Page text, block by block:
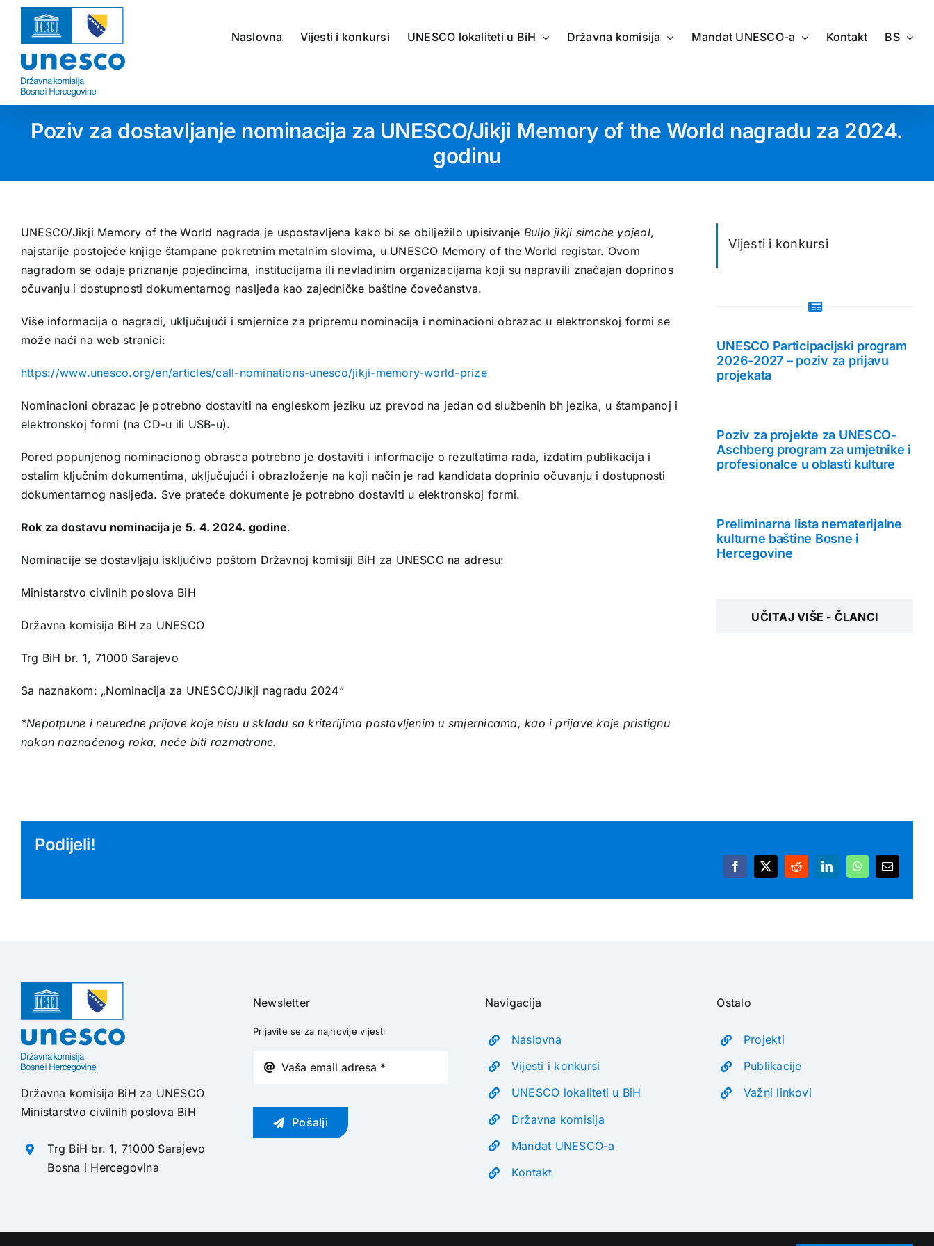
Skip
content
Naslovna Vijesti i konkursi UNESCO lokaliteti u BiH Državna komisija Mandat UNESCO-a Kontakt BS
Poziv za dostavljanje nominacija za UNESCO/Jikji Memory of the World nagradu za 2024.
godinu
UNESCO/Jikji Memory of the World nagrada je uspostavljena kako bi se obilježilo upisivanje Buljo jikji simche yojeol,
najstarije postojeće knjige štampane pokretnim metalnim slovima, u UNESCO Memory of the World registar. Ovom
nagradom se odaje priznanje pojedincima, institucijama ili nevladinim organizacijama koji su napravili značajan doprinos
očuvanju i dostupnosti dokumentarnog nasljeđa kao zajedničke baštine čovečanstva.
Više informacija o nagradi, uključujući i smjernice za pripremu nominacija i nominacioni obrazac u elektronskoj formi se
može naći na web stranici:
https://www.unesco.org/en/articles/call-nominations-unesco/jikji-memory-world-prize
Nominacioni obrazac je potrebno dostaviti na engleskom jeziku uz prevod na jedan od službenih bh jezika, u štampanoj i
elektronskoj formi (na CD-u ili USB-u).
Pored popunjenog nominacionog obrasca potrebno je dostaviti i informacije o rezultatima rada, izdatim publikacija i
ostalim ključnim dokumentima, uključujući i obrazloženje na koji način je rad kandidata doprinio očuvanju i dostupnosti
dokumentarnog nasljeđa. Sve prateće dokumente je potrebno dostaviti u elektronskoj formi.
Rok za dostavu nominacija je 5. 4. 2024. godine.
Nominacije se dostavljaju isključivo poštom Državnoj komisiji BiH za UNESCO na adresu:
Ministarstvo civilnih poslova BiH
Državna komisija BiH za UNESCO
Trg BiH br. 1, 71000 Sarajevo
Sa naznakom: „Nominacija za UNESCO/Jikji nagradu 2024“
*Nepotpune i neuredne prijave koje nisu u skladu sa kriterijima postavljenim u smjernicama, kao i prijave koje pristignu
nakon naznačenog roka, neće biti razmatrane.
Vijesti i konkursi
UNESCO Participacijski program
2026-2027 – poziv za prijavu
projekata
Poziv za projekte za UNESCO-
Aschberg program za umjetnike i
profesionalce u oblasti kulture
Preliminarna lista nematerijalne
kulturne baštine Bosne i
Hercegovine
UČITAJ VIŠE - ČLANCI
Podijeli!
Facebook
X RedditLinkedInWhatsApp
Email
Državna komisija BiH za UNESCO
Ministarstvo civilnih poslova BiH
Trg BiH br. 1, 71000 Sarajevo
Bosna i Hercegovina
Newsletter
Prijavite se za najnovije vijesti
Pošalji
Navigacija
Naslovna
Vijesti i konkursi
UNESCO lokaliteti u BiH
Državna komisija
Mandat UNESCO-a
Kontakt
Ostalo
Projekti
Publikacije
Važni linkovi